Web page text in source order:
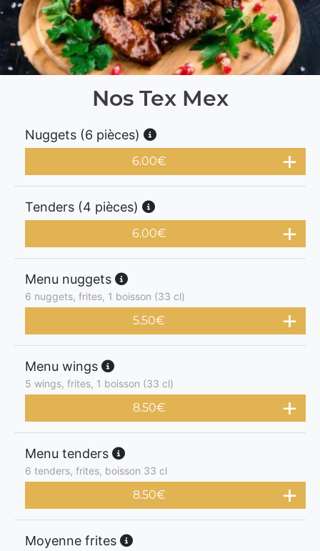
Nos Tex Mex
Nuggets (6 pièces)
6.00€
Tenders (4 pièces)
6.00€
Menu nuggets
6 nuggets, frites, 1 boisson (33 cl)
5.50€
Menu wings
5 wings, frites, 1 boisson (33 cl)
8.50€
Menu tenders
6 tenders, frites, boisson 33 cl
8.50€
Moyenne frites